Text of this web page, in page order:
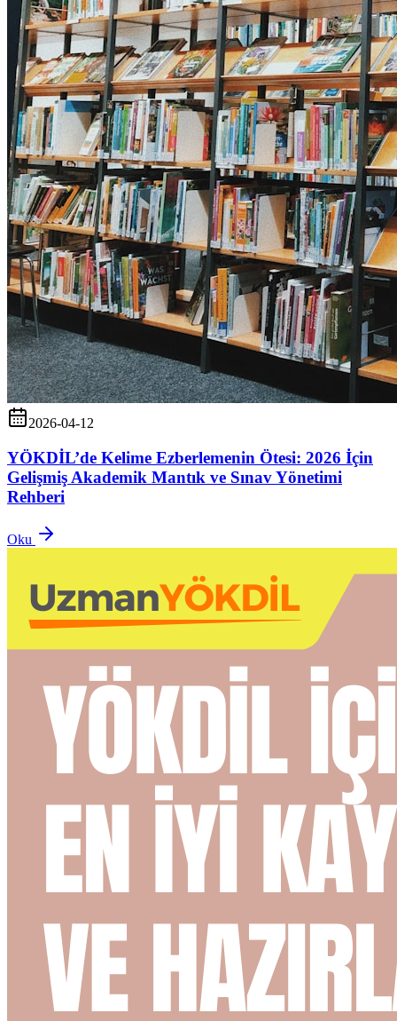
2026-04-12
YÖKDİL’de Kelime Ezberlemenin Ötesi: 2026 İçin
Gelişmiş Akademik Mantık ve Sınav Yönetimi
Rehberi
Oku